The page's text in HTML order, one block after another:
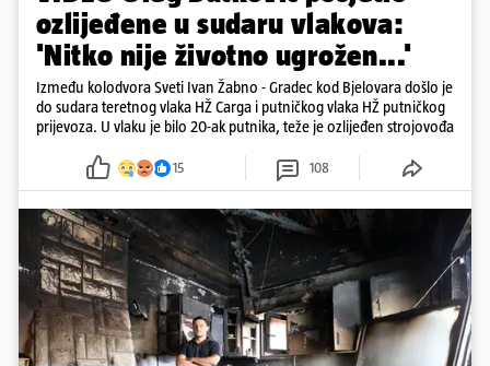
ozlijeđene u sudaru vlakova:
'Nitko nije životno ugrožen...'
Između kolodvora Sveti Ivan Žabno - Gradec kod Bjelovara došlo je
do sudara teretnog vlaka HŽ Carga i putničkog vlaka HŽ putničkog
prijevoza. U vlaku je bilo 20-ak putnika, teže je ozlijeđen strojovođa
15 108